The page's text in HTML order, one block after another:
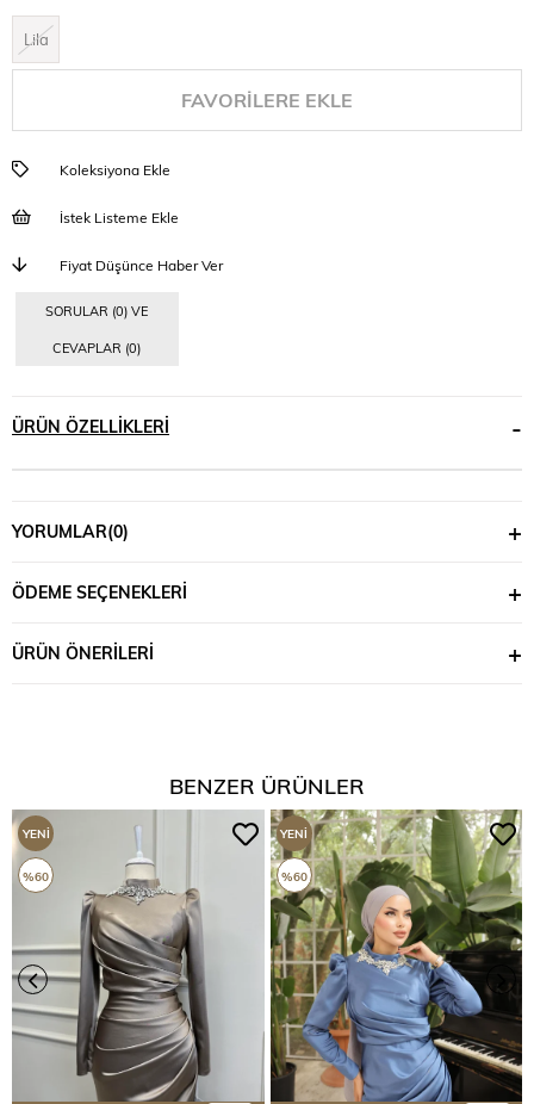
Lila
FAVORILERE EKLE
Koleksiyona Ekle
İstek Listeme Ekle
Fiyat Düşünce Haber Ver
SORULAR (0) VE
CEVAPLAR (0)
ÜRÜN ÖZELLIKLERI
YORUMLAR(0)
ÖDEME SEÇENEKLERI
ÜRÜN ÖNERILERI
BENZER ÜRÜNLER
YENI
ÜRÜN
%60
YENI
ÜRÜN
%60